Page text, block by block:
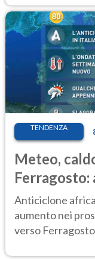
TENDENZA
Meteo,
ancora
Anticiclone
aumento nei
verso